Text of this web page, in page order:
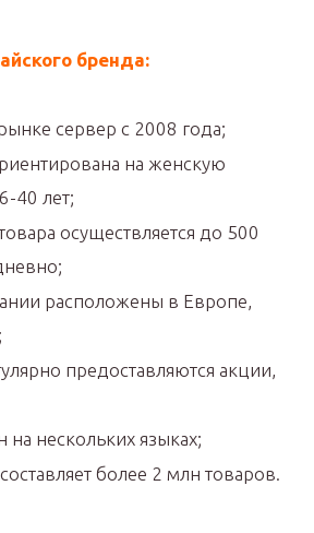
бренда:
сервер с 2008 года;
на женскую
40 лет;
осуществляется до 500
расположены в Европе,
предоставляются акции,
на нескольких языках;
более 2 млн товаров.